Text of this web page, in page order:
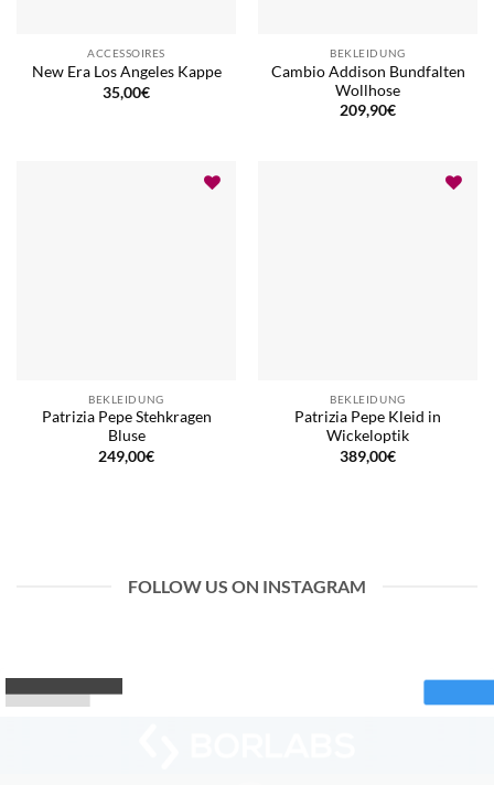
ACCESSOIRES
New Era Los Angeles Kappe
35,00€
BEKLEIDUNG
Cambio Addison Bundfalten
Wollhose
209,90€
BEKLEIDUNG
Patrizia Pepe Stehkragen
Bluse
249,00€
BEKLEIDUNG
Patrizia Pepe Kleid in
Wickeloptik
389,00€
FOLLOW US ON INSTAGRAM